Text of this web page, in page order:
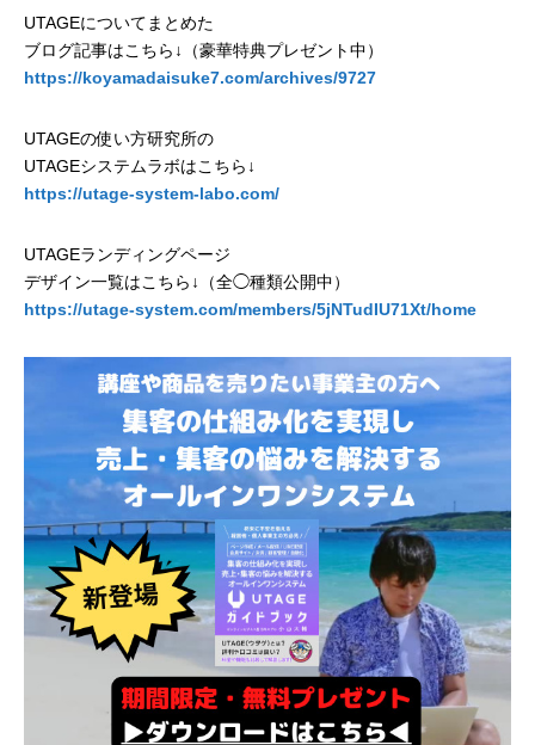
UTAGEについてまとめた
ブログ記事はこちら↓（豪華特典プレゼント中）
https://koyamadaisuke7.com/archives/9727
UTAGEの使い方研究所の
UTAGEシステムラボはこちら↓
https://utage-system-labo.com/
UTAGEランディングページ
デザイン一覧はこちら↓（全◯種類公開中）
https://utage-system.com/members/5jNTudIU71Xt/home